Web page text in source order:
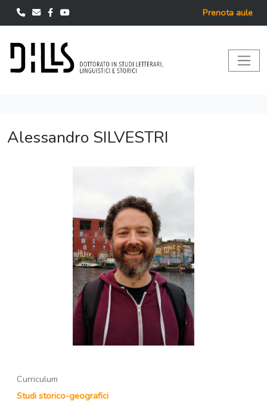
Prenota aule
Alessandro SILVESTRI
Curriculum
Studi storico-geografici